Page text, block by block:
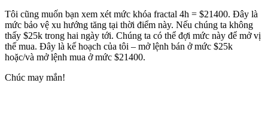
Tôi cũng muốn bạn xem xét mức khóa fractal 4h = $21400. Đây là
mức bảo vệ xu hướng tăng tại thời điểm này. Nếu chúng ta không
thấy $25k trong hai ngày tới. Chúng ta có thể đợi mức này để mở vị
thế mua. Đây là kế hoạch của tôi – mở lệnh bán ở mức $25k
hoặc/và mở lệnh mua ở mức $21400.
Chúc may mắn!